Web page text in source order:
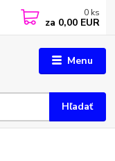
Menu
Hľadať
0 ks
za 0,00 EUR